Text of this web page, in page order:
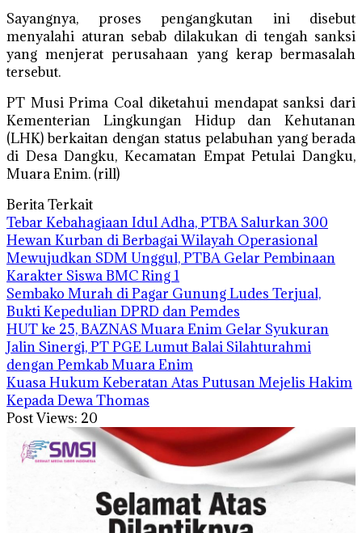
Sayangnya, proses pengangkutan ini disebut
menyalahi aturan sebab dilakukan di tengah sanksi
yang menjerat perusahaan yang kerap bermasalah
tersebut.
PT Musi Prima Coal diketahui mendapat sanksi dari
Kementerian Lingkungan Hidup dan Kehutanan
(LHK) berkaitan dengan status pelabuhan yang berada
di Desa Dangku, Kecamatan Empat Petulai Dangku,
Muara Enim. (rill)
Berita Terkait
Tebar Kebahagiaan Idul Adha, PTBA Salurkan 300
Hewan Kurban di Berbagai Wilayah Operasional
Mewujudkan SDM Unggul, PTBA Gelar Pembinaan
Karakter Siswa BMC Ring 1
Sembako Murah di Pagar Gunung Ludes Terjual,
Bukti Kepedulian DPRD dan Pemdes
HUT ke 25, BAZNAS Muara Enim Gelar Syukuran
Jalin Sinergi, PT PGE Lumut Balai Silahturahmi
dengan Pemkab Muara Enim
Kuasa Hukum Keberatan Atas Putusan Mejelis Hakim
Kepada Dewa Thomas
Post Views: 20